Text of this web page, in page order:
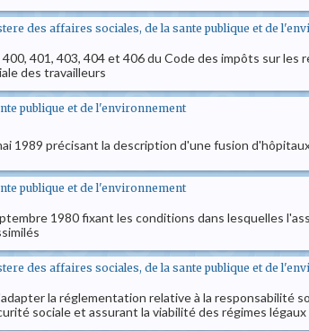
des affaires sociales, de la sante publique et de
401, 403, 404 et 406 du Code des impôts sur
des travailleurs
publique et de l'environnement
1989 précisant la description d'une fusion
publique et de l'environnement
1980 fixant les conditions dans lesquelles
des affaires sociales, de la sante publique et de
la réglementation relative à la responsabilité
sociale et assurant la viabilité des régimes légaux